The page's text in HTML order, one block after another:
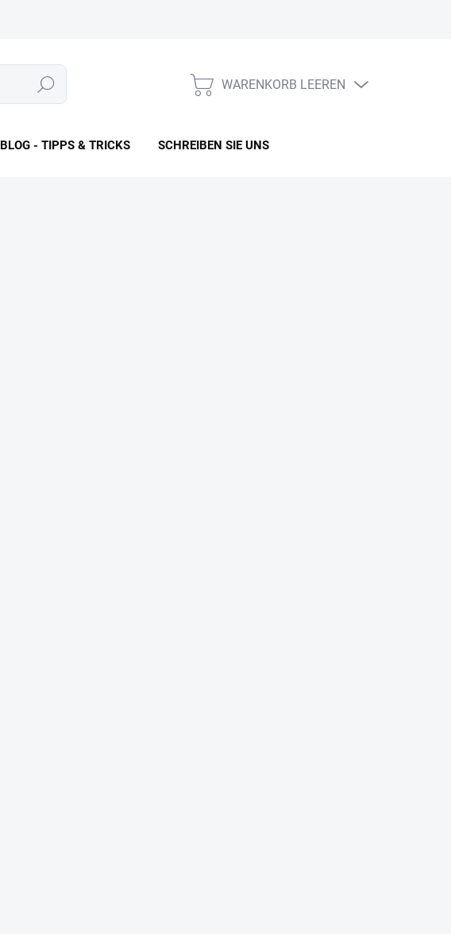
Suchen WARENKORB
WARENKORB LEEREN
BLOG - TIPPS & TRICKS SCHREIBEN SIE UNS